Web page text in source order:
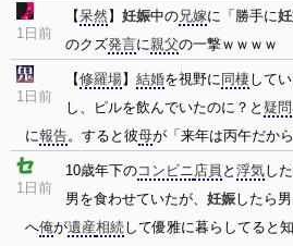
1日前
【呆然】 妊娠中の兄嫁に「勝手に
のクズ発言に親父の一撃ｗｗｗｗ
1日前
【修羅場】 結婚を視野に 同棲して
し、ピルを飲んでいたのに？と 疑問
に報告。すると彼母が「来年は丙午だか
1日前
10歳年下のコンビニ店員 と 浮気し
男を食わせていたが、 妊娠したら
へ俺が遺産相続して優雅に暮らしてると